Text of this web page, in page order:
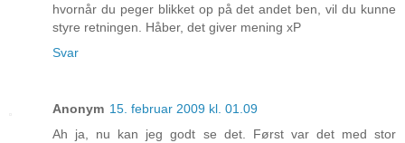
hvornår du peger blikket op på det andet ben, vil du kunne
styre retningen. Håber, det giver mening xP
Svar
Anonym 15. februar 2009 kl. 01.09
Ah ja, nu kan jeg godt se det. Først var det med stor